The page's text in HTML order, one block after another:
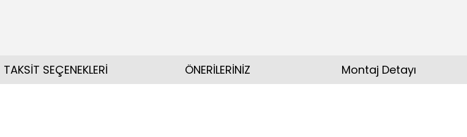
TAKSİT SEÇENEKLERİ ÖNERİLERİNİZ Montaj Detayı